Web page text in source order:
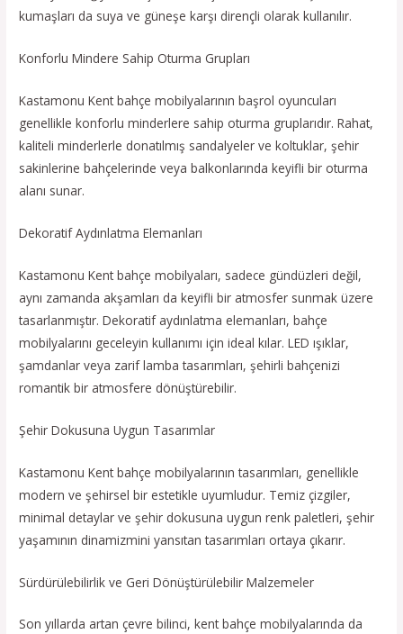
kumaşları da suya ve güneşe karşı dirençli olarak kullanılır.
Konforlu Mindere Sahip Oturma Grupları
Kastamonu Kent bahçe mobilyalarının başrol oyuncuları
genellikle konforlu minderlere sahip oturma gruplarıdır. Rahat,
kaliteli minderlerle donatılmış sandalyeler ve koltuklar, şehir
sakinlerine bahçelerinde veya balkonlarında keyifli bir oturma
alanı sunar.
Dekoratif Aydınlatma Elemanları
Kastamonu Kent bahçe mobilyaları, sadece gündüzleri değil,
aynı zamanda akşamları da keyifli bir atmosfer sunmak üzere
tasarlanmıştır. Dekoratif aydınlatma elemanları, bahçe
mobilyalarını geceleyin kullanımı için ideal kılar. LED ışıklar,
şamdanlar veya zarif lamba tasarımları, şehirli bahçenizi
romantik bir atmosfere dönüştürebilir.
Şehir Dokusuna Uygun Tasarımlar
Kastamonu Kent bahçe mobilyalarının tasarımları, genellikle
modern ve şehirsel bir estetikle uyumludur. Temiz çizgiler,
minimal detaylar ve şehir dokusuna uygun renk paletleri, şehir
yaşamının dinamizmini yansıtan tasarımları ortaya çıkarır.
Sürdürülebilirlik ve Geri Dönüştürülebilir Malzemeler
Son yıllarda artan çevre bilinci, kent bahçe mobilyalarında da